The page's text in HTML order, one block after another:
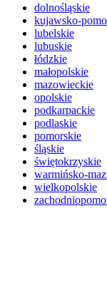
dolnośląskie
kujawsko-
lubelskie
lubuskie
łódzkie
małopolskie
mazowieckie
opolskie
podkarpackie
podlaskie
pomorskie
śląskie
świętokrzyskie
warmińsko-
wielkopolskie